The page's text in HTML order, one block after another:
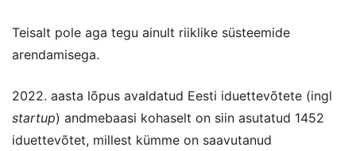
Teisalt pole aga tegu ainult riiklike süsteemide
arendamisega.
2022. aasta lõpus avaldatud Eesti iduettevõtete (ingl
startup) andmebaasi kohaselt on siin asutatud 1452
iduettevõtet, millest kümme on saavutanud